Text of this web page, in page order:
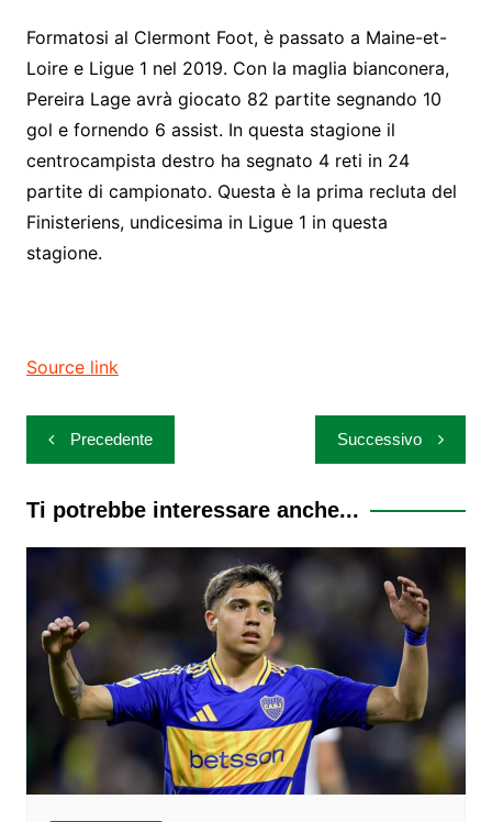
Formatosi al Clermont Foot, è passato a Maine-et-
Loire e Ligue 1 nel 2019. Con la maglia bianconera,
Pereira Lage avrà giocato 82 partite segnando 10
gol e fornendo 6 assist. In questa stagione il
centrocampista destro ha segnato 4 reti in 24
partite di campionato. Questa è la prima recluta del
Finisteriens, undicesima in Ligue 1 in questa
stagione.
Source link
Navigazione
articoli
Precedente Successivo
Ti potrebbe interessare anche...